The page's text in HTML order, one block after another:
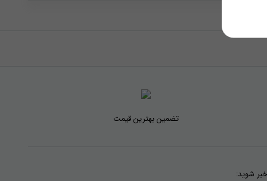
تضمین بهترین قیمت
شوید: